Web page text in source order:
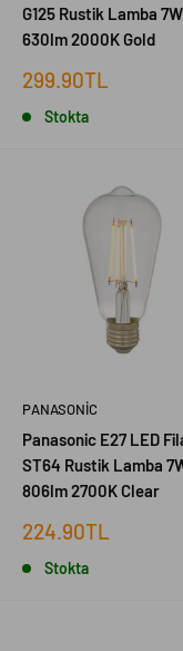
G125 Rustik Lamba 7W
630lm 2000K Gold
İndirimli
299.90TL
Stokta
PANASONIC
Panasonic E27 LED
ST64 Rustik Lamba
806lm 2700K Clear
İndirimli
224.90TL
Stokta